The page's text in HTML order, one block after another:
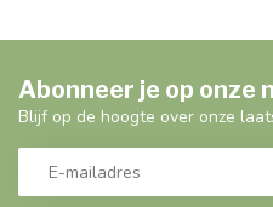
Abonneer je op onze
Blijf op de hoogte over onze